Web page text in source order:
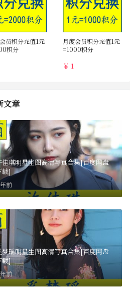
员积分充值1元
积分
月度会员积分充值1元
=1000积分
￥ 1
文章
佳琪明星生图高清写真合集[百度网盘
载]
前
梦瑶明星生图高清写真合集[百度网盘
载]
前